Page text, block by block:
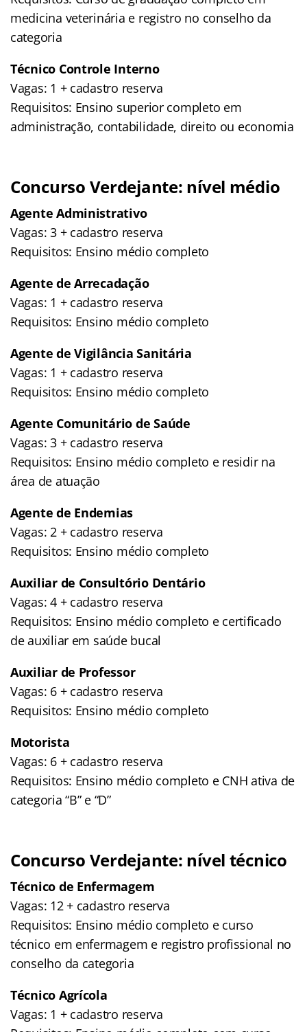
medicina veterinária e registro no conselho da
categoria
Técnico Controle Interno
Vagas: 1 + cadastro reserva
Requisitos: Ensino superior completo em
administração, contabilidade, direito ou economia
Concurso Verdejante: nível médio
Agente Administrativo
Vagas: 3 + cadastro reserva
Requisitos: Ensino médio completo
Agente de Arrecadação
Vagas: 1 + cadastro reserva
Requisitos: Ensino médio completo
Agente de Vigilância Sanitária
Vagas: 1 + cadastro reserva
Requisitos: Ensino médio completo
Agente Comunitário de Saúde
Vagas: 3 + cadastro reserva
Requisitos: Ensino médio completo e residir na
área de atuação
Agente de Endemias
Vagas: 2 + cadastro reserva
Requisitos: Ensino médio completo
Auxiliar de Consultório Dentário
Vagas: 4 + cadastro reserva
Requisitos: Ensino médio completo e certificado
de auxiliar em saúde bucal
Auxiliar de Professor
Vagas: 6 + cadastro reserva
Requisitos: Ensino médio completo
Motorista
Vagas: 6 + cadastro reserva
Requisitos: Ensino médio completo e CNH ativa de
categoria “B” e “D”
Concurso Verdejante: nível técnico
Técnico de Enfermagem
Vagas: 12 + cadastro reserva
Requisitos: Ensino médio completo e curso
técnico em enfermagem e registro profissional no
conselho da categoria
Técnico Agrícola
Vagas: 1 + cadastro reserva